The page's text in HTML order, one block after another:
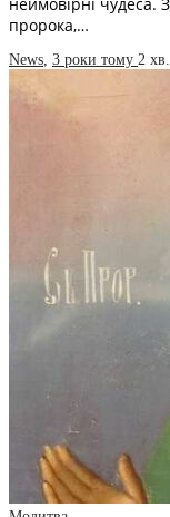
пророка,…
News, 3 роки тому 2 хв.